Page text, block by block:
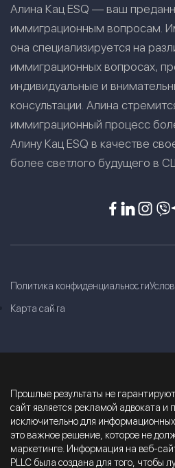
Алина Кац ESQ — ваш
иммиграционным вопросам.
она специализируется на
иммиграционных вопросах,
индивидуальные и
консультации. Алина
иммиграционный процесс
Алину Кац ESQ в качестве
более светлого будущего в
Политика конфиденциальности
Карта сайта
Прошлые результаты не
сайт является рекламой адвоката и
исключительно для
это важное решение, которое не
маркетинге. Информация на веб-
PLLC была создана для того, чтобы